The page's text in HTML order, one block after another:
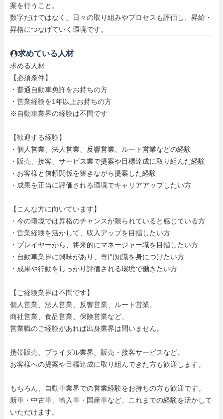
案を行うこと。
数字だけではなく、日々の取り組みやプロセスも評価し、昇給・
昇格につなげていく環境です。
求めている人材
求める人材:
【必須条件】
・普通自動車免許をお持ちの方
・営業経験を1年以上お持ちの方
※自動車業界の経験は不問です
【歓迎する経験】
・個人営業、法人営業、反響営業、ルート営業などの経験
・販売、接客、サービス業で提案や目標達成に取り組んだ経験
・お客様と信頼関係を築きながら提案した経験
・成果を正当に評価される環境でキャリアアップしたい方
【こんな方に向いています】
・今の環境では昇格のチャンスが限られていると感じている方
・営業経験を活かして、収入アップを目指したい方
・プレイヤーから、将来的にマネージャー職を目指したい方
・自動車業界に興味があり、専門知識を身につけたい方
・成果や行動をしっかり評価される環境で働きたい方
【ご経験業界は不問です】
個人営業、法人営業、反響営業、ルート営業、
商社営業、食品営業、保険営業など、
営業職のご経験があれば出身業界は問いません。
携帯販売、ブライダル業界、販売・接客サービスなど、
お客様への提案や目標達成に取り組んできた方も歓迎します。
もちろん、自動車業界での営業経験をお持ちの方も歓迎です。
新車・中古車、輸入車・国産車など、これまでの経験を活かして
いただけます。